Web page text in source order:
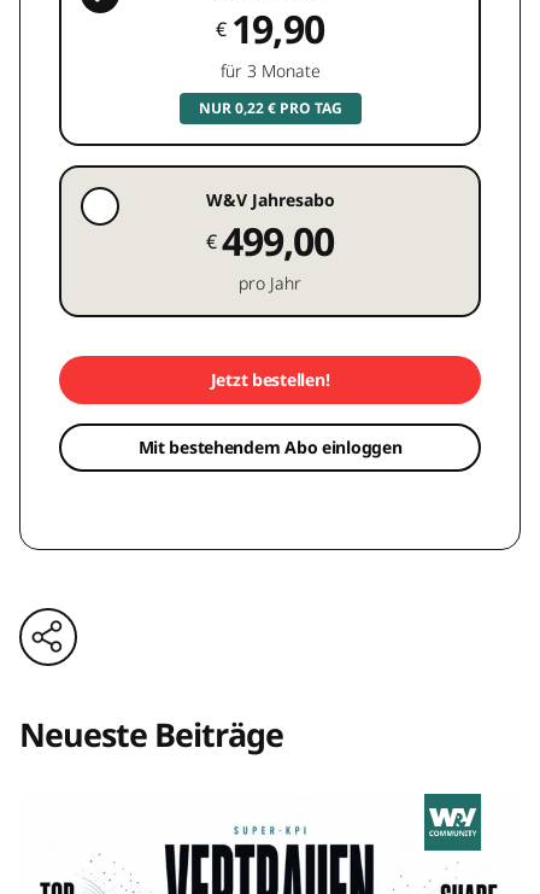
€ 19,90
für 3 Monate
NUR 0,22 € PRO TAG
W&V Jahresabo
€499,00
pro Jahr
Jetzt bestellen!
Mit bestehendem Abo einloggen
Neueste Beiträge